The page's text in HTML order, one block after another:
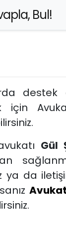
Bul!
destek
için
Gül
ya da